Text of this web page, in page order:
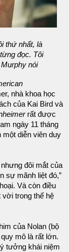
thứ nhất, là
đọc. Tôi
nói
nhà khoa học
của Kai Bird và
rất được
ngày 11 tháng
một diễn viên duy
đôi mắt của
sự mãnh liệt đó,”
Và còn điều
vời trong thế hệ
của Nolan (bộ
mô là rất lớn.
tưởng khái niệm